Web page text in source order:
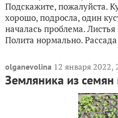
Подскажите, пожалуйста.
хорошо, подросла, один
началась проблема.
Полита нормально.
olganevolina 12 января 2022,
Земляника из